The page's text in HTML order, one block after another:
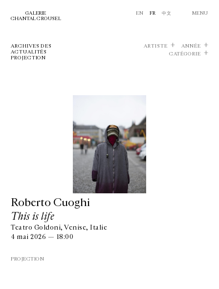
GALERIE
CHANTAL CROUSEL
EN FR 中文 MENU
ARCHIVES DES
ACTUALITÉS
PROJECTION
ARTISTE
ANNÉE
CATÉGORIE
Roberto Cuoghi
This is life
Teatro Goldoni, Venise, Italie
4 mai 2026 — 18:00
PROJECTION